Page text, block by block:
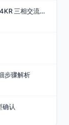
风电变桨系统如何快速更换失效的 169BTE3-54KR 三相交流电容？
步骤解析
确认